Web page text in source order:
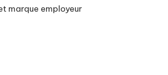
marque employeur